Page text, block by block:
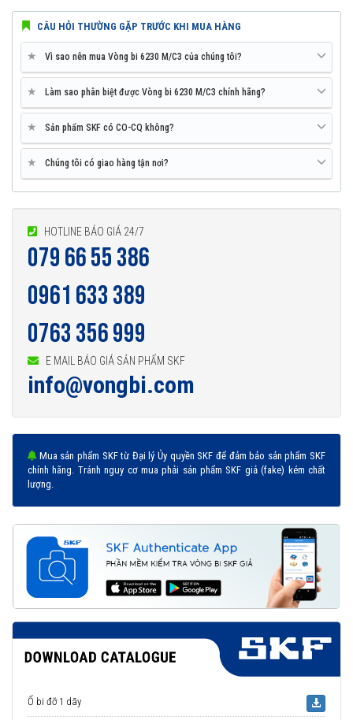
CÂU HỎI THƯỜNG GẶP TRƯỚC KHI MUA HÀNG
★ Vì sao nên mua Vòng bi 6230 M/C3 của chúng tôi?
★ Làm sao phân biệt được Vòng bi 6230 M/C3 chính hãng?
★ Sản phẩm SKF có CO-CQ không?
★ Chúng tôi có giao hàng tận nơi?
HOTLINE BÁO GIÁ 24/7
079 66 55 386
0961 633 389
0763 356 999
E MAIL BÁO GIÁ SẢN PHẨM SKF
info@vongbi.com
Mua sản phẩm SKF từ Đại lý Ủy quyền SKF để đảm bảo sản phẩm SKF
chính hãng. Tránh nguy cơ mua phải sản phẩm SKF giả (fake) kém chất
lượng.
Ổ bi đỡ 1 dãy